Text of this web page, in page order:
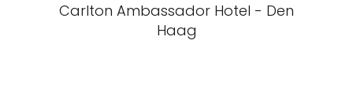
Carlton Ambassador Hotel - Den
Haag